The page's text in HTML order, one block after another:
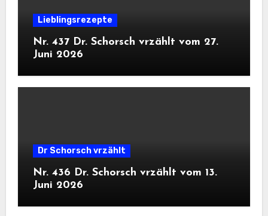
Lieblingsrezepte
Nr. 437 Dr. Schorsch vrzählt vom 27.
Juni 2026
Dr Schorsch vrzählt
Nr. 436 Dr. Schorsch vrzählt vom 13.
Juni 2026